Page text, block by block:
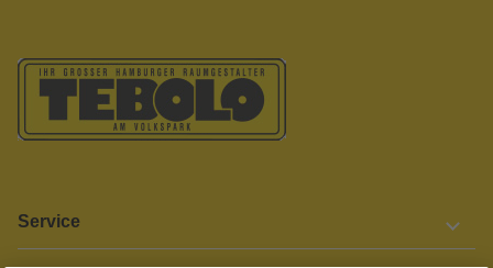
Service